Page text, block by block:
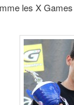
les X